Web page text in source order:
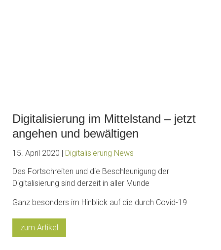
Digitalisierung im Mittelstand – jetzt
angehen und bewältigen
15. April 2020 | Digitalisierung News
Das Fortschreiten und die Beschleunigung der
Digitalisierung sind derzeit in aller Munde
Ganz besonders im Hinblick auf die durch Covid-19
zum Artikel